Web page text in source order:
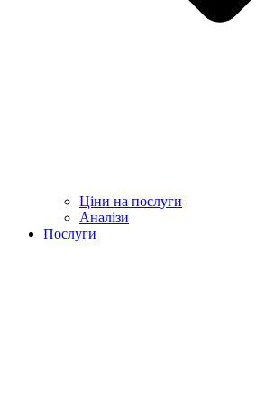
Ціни на послуги
Аналізи
Послуги